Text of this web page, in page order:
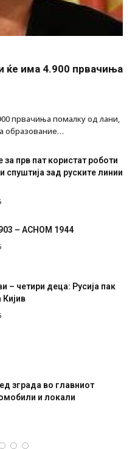
ќе има 4.900 првачиња
првачиња помалку од лани,
образование…
за прв пат користат роботи
спуштија зад руските линии
– АСНОМ 1944
– четири деца: Русија пак
Кијив
милитарилизира – воведува